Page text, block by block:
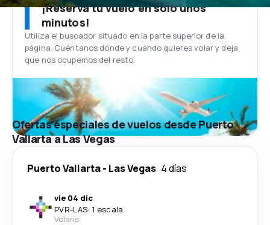
¡Reserva tu vuelo en solo unos
minutos!
Utiliza el buscador situado en la parte superior de la
página. Cuéntanos dónde y cuándo quieres volar y deja
que nos ocupemos del resto.
Ofertas especiales de vuelos desde Puerto
Vallarta a Las Vegas
Puerto Vallarta- Las Vegas 4 días
vie 04 dic
PVR-LAS· 1 escala
Volaris